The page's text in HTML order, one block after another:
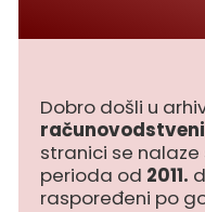
Dobro došli u
stranici se
perioda od 2011.
raspoređeni po